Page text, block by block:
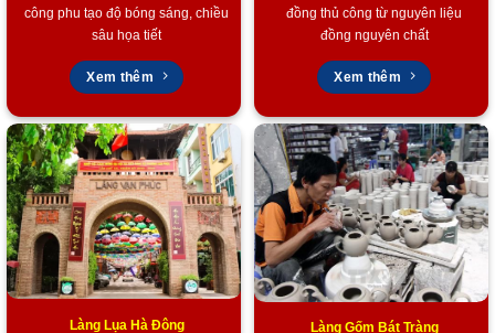
công phu tạo độ bóng sáng, chiều
sâu họa tiết
Xem thêm
đồng thủ công từ nguyên liệu
đồng nguyên chất
Xem thêm
Làng Lụa Hà Đông
Làng Gốm Bát Tràng